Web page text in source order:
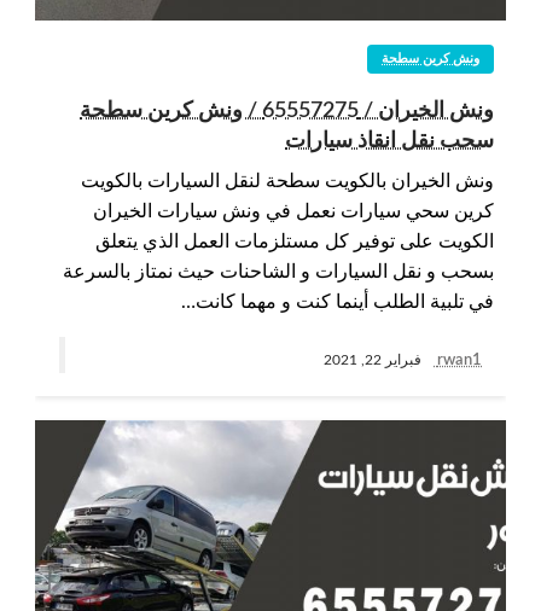
ونش كرين سطحة
ونش الخيران / 65557275 / ونش كرين سطحة
سحب نقل انقاذ سيارات
ونش الخيران بالكويت سطحة لنقل السيارات بالكويت
كرين سحي سيارات نعمل في ونش سيارات الخيران
الكويت على توفير كل مستلزمات العمل الذي يتعلق
بسحب و نقل السيارات و الشاحنات حيث نمتاز بالسرعة
في تلبية الطلب أينما كنت و مهما كانت…
rwan1 فبراير 22, 2021